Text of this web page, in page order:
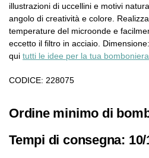
illustrazioni di uccellini e motivi
angolo di creatività e colore.
temperature del microonde e
eccetto il filtro in acciaio.
qui tutti le idee per la tua bomboniera
CODICE: 228075
Ordine minimo di
Tempi di consegna: